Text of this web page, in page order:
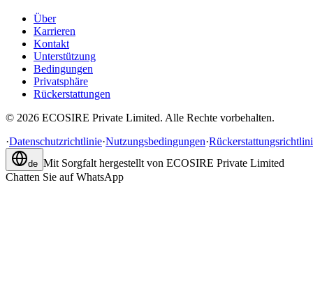
Über
Karrieren
Kontakt
Unterstützung
Bedingungen
Privatsphäre
Rückerstattungen
© 2026 ECOSIRE Private Limited. Alle Rechte vorbehalten.
·Datenschutzrichtlinie·Nutzungsbedingungen·
de Mit Sorgfalt hergestellt von ECOSIRE Private Limited
Chatten Sie auf WhatsApp